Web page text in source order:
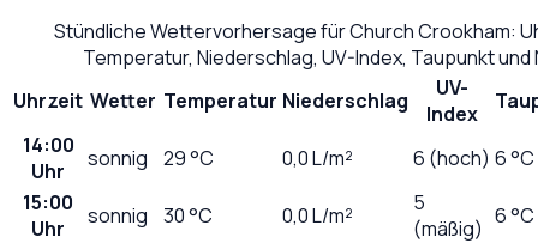
Stündliche Wettervorhersage fürChurch Crookham:
Temperatur, Niederschlag, UV-Index, Taupunkt
Uhrzeit Wetter Temperatur Niederschlag
UV-
Index
14:00
Uhr
sonnig 29°C 0,0L/m² 6 (hoch) 6 °C
15:00
Uhr
sonnig 30°C 0,0L/m²
5
(mäßig) 6 °C